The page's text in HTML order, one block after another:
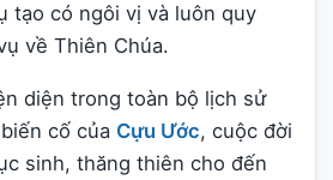
tạo có ngôi vị và luôn quy
về Thiên Chúa.
diện trong toàn bộ lịch sử
cố của Cựu Ước, cuộc đời
sinh, thăng thiên cho đến